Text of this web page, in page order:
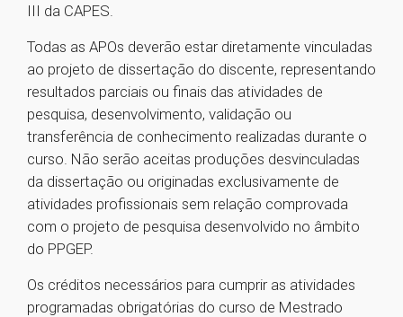
III da CAPES.
Todas as APOs deverão estar diretamente vinculadas
ao projeto de dissertação do discente, representando
resultados parciais ou finais das atividades de
pesquisa, desenvolvimento, validação ou
transferência de conhecimento realizadas durante o
curso. Não serão aceitas produções desvinculadas
da dissertação ou originadas exclusivamente de
atividades profissionais sem relação comprovada
com o projeto de pesquisa desenvolvido no âmbito
do PPGEP.
Os créditos necessários para cumprir as atividades
programadas obrigatórias do curso de Mestrado